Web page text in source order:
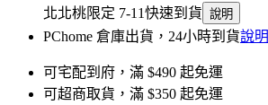
北北桃限定 7-11快速到貨 說明
PChome 倉庫出貨，24小時到貨說明
可宅配到府，滿 $490 起免運
可超商取貨，滿 $350 起免運